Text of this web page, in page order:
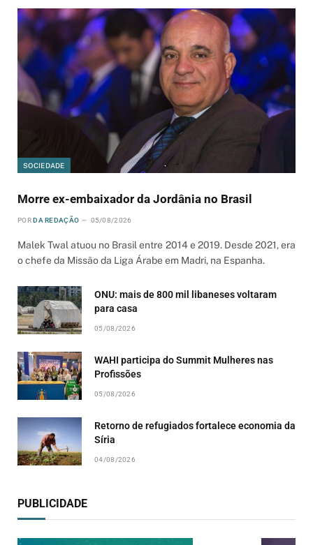
SOCIEDADE
Morre ex-embaixador da Jordânia no Brasil
POR DA REDAÇÃO 05/08/2026
Malek Twal atuou no Brasil entre 2014 e 2019. Desde 2021, era
o chefe da Missão da Liga Árabe em Madri, na Espanha.
ONU: mais de 800 mil libaneses voltaram
para casa
05/08/2026
WAHI participa do Summit Mulheres nas
Profissões
05/08/2026
Retorno de refugiados fortalece economia da
Síria
04/08/2026
PUBLICIDADE